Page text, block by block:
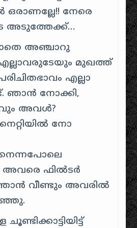
ഒരാണല്ലേ!! നേരെ
അടുത്തേക്ക്…
അഞ്ചാറു
എല്ലാവരുടേയും മുഖത്ത്
എല്ലാ
ഞാന്‍ നോക്കി,
അവള്‍?
നോ
അവരെ ഫില്‍ടര്‍
ഞാന്‍ വീണ്ടും അവരില്‍